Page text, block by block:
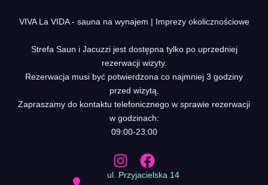
VIVA La VIDA - sauna na wynajem | Imprezy okolicznościowe
Strefa Saun i Jacuzzi jest dostępna tylko po uprzedniej
rezerwacji wizyty.
Rezerwacja musi być potwierdzona co najmniej 3 godziny
przed wizytą.
Zapraszamy do kontaktu telefonicznego w sprawie rezerwacji
w godzinach:
09:00-23:00
ul. Przyjacielska 14